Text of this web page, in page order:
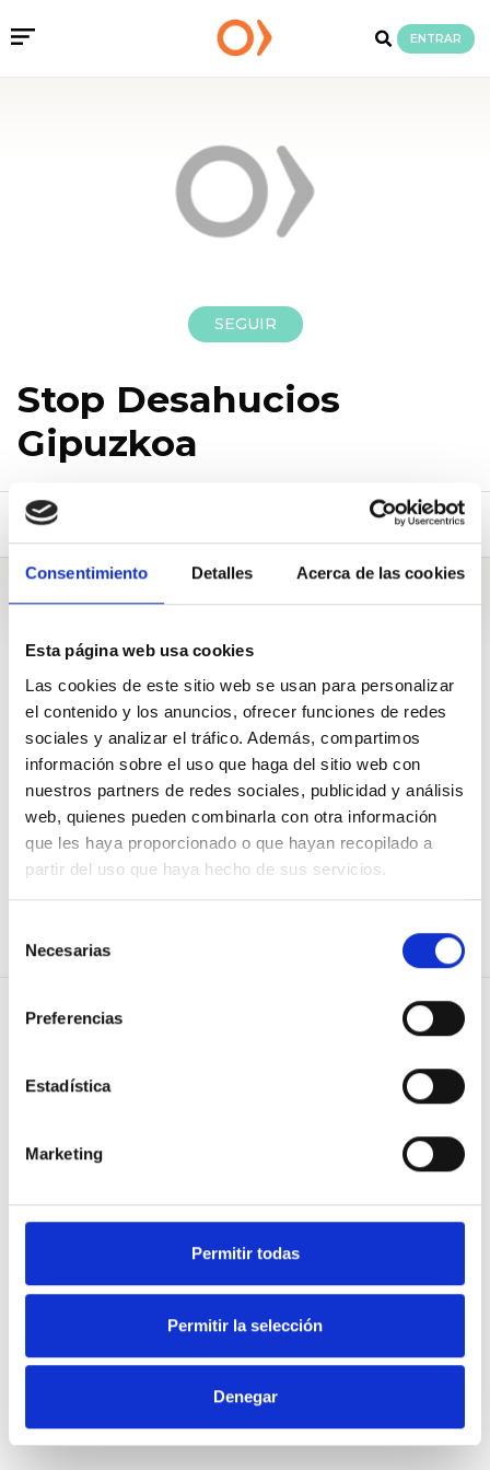
Consentimiento Detalles Acerca de las cookies
Esta página web usa cookies
Las cookies de este sitio web se usan para personalizar
el contenido y los anuncios, ofrecer funciones de redes
sociales y analizar el tráfico. Además, compartimos
información sobre el uso que haga del sitio web con
nuestros partners de redes sociales, publicidad y análisis
web, quienes pueden combinarla con otra información
que les haya proporcionado o que hayan recopilado a
partir del uso que haya hecho de sus servicios.
Necesarias
Preferencias
Estadística
Marketing
Permitir todas
Permitir la selección
Denegar
ENTRAR
SEGUIR
Stop Desahucios
Gipuzkoa
Preguntas
A Donostia-San Sebastián
¿Votarán para que Rosa García gane el Tambor de Oro?
Pregunta deStop Desahucios Gipuzkoa
12 Dic. 2018
3Apoyos de150
PREGUNTA
TE ESCUCHAN
¡ÚNETE!
Organizaciones
colaboradoras
Normas de uso
Política de privacidad